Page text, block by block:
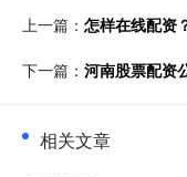
上一篇： 怎样在线配资
下一篇： 河南股票配资
相关文章